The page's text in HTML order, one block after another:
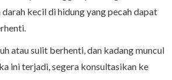
kecil di hidung yang pecah dapat
atau sulit berhenti, dan kadang muncul
ini terjadi, segera konsultasikan ke